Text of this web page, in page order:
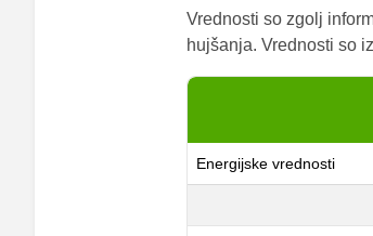
Vrednosti so zgolj
hujšanja. Vrednosti so
Energijske vrednosti